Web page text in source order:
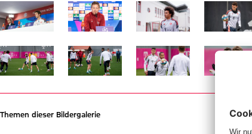
Zeige in voller GrößeZeige in voller GrößeZeige in voller GrößeZeige in
Zeige in voller GrößeZeige in voller GrößeZeige in voller GrößeZeige in
Themen dieser Bildergalerie